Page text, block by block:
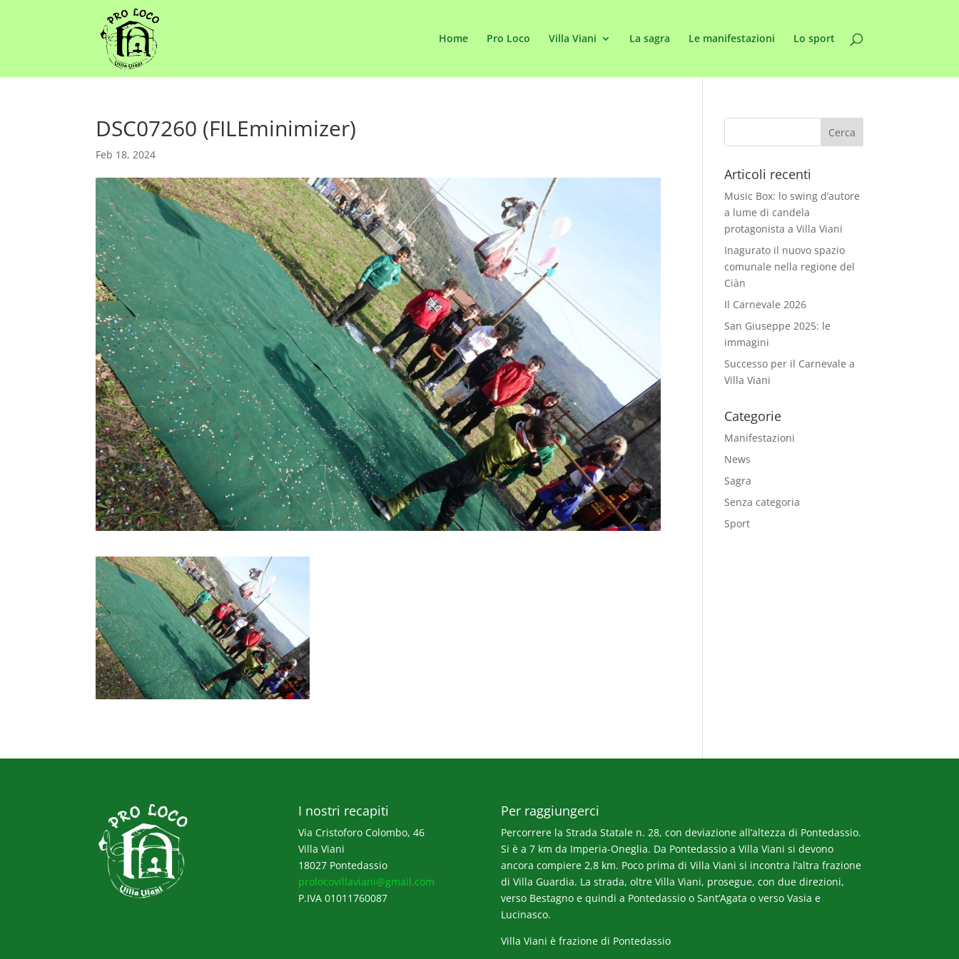
Home Pro Loco Villa Viani La sagra Le manifestazioni Lo sport
DSC07260 (FILEminimizer)
Feb 18, 2024
Articoli recenti
Music Box: lo swing d’autore
a lume di candela
protagonista a Villa Viani
Inagurato il nuovo spazio
comunale nella regione del
Ciàn
Il Carnevale 2026
San Giuseppe 2025: le
immagini
Successo per il Carnevale a
Villa Viani
Categorie
Manifestazioni
News
Sagra
Senza categoria
Sport
I nostri recapiti
Via Cristoforo Colombo, 46
Villa Viani
18027 Pontedassio
prolocovillaviani@gmail.com
P.IVA 01011760087
Per raggiungerci
Percorrere la Strada Statale n. 28, con deviazione all’altezza di Pontedassio.
Si è a 7 km da Imperia-Oneglia. Da Pontedassio a Villa Viani si devono
ancora compiere 2,8 km. Poco prima di Villa Viani si incontra l’altra frazione
di Villa Guardia. La strada, oltre Villa Viani, prosegue, con due direzioni,
verso Bestagno e quindi a Pontedassio o Sant’Agata o verso Vasia e
Lucinasco.
Villa Viani è frazione di Pontedassio